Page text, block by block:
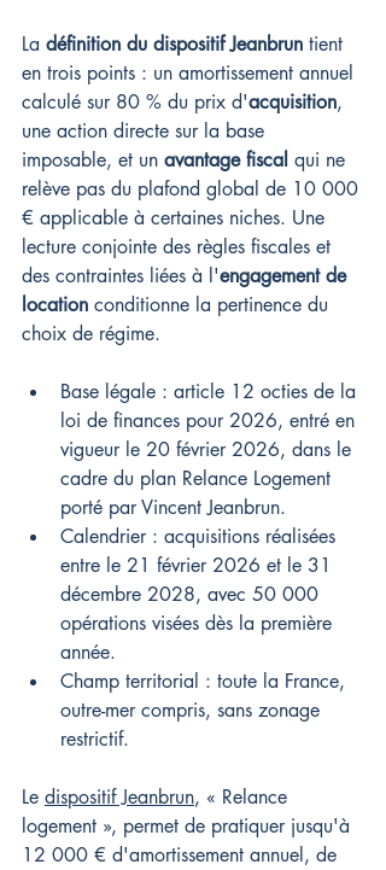
La définition du dispositif Jeanbrun tient
en trois points : un amortissement annuel
calculé sur 80 % du prix d'acquisition,
une action directe sur la base
imposable, et un avantage fiscal qui ne
relève pas du plafond global de 10 000
€ applicable à certaines niches. Une
lecture conjointe des règles fiscales et
des contraintes liées à l'engagement de
location conditionne la pertinence du
choix de régime.
Base légale : article 12 octies de la
loi de finances pour 2026, entré en
vigueur le 20 février 2026, dans le
cadre du plan Relance Logement
porté par Vincent Jeanbrun.
Calendrier : acquisitions réalisées
entre le 21 février 2026 et le 31
décembre 2028, avec 50 000
opérations visées dès la première
année.
Champ territorial : toute la France,
outre-mer compris, sans zonage
restrictif.
Le dispositif Jeanbrun, « Relance
logement », permet de pratiquer jusqu'à
12 000 € d'amortissement annuel, de